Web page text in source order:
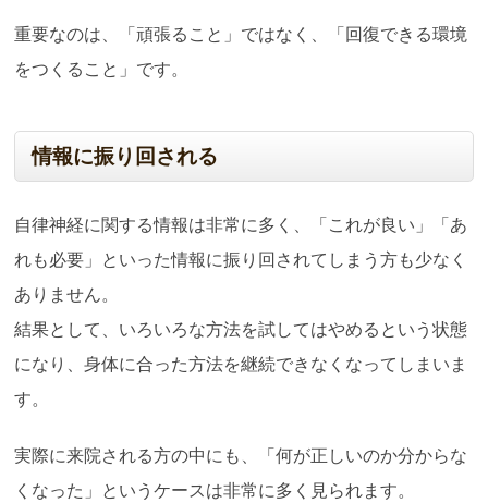
重要なのは、「頑張ること」ではなく、「回復できる環境
をつくること」です。
情報に振り回される
自律神経に関する情報は非常に多く、「これが良い」「あ
れも必要」といった情報に振り回されてしまう方も少なく
ありません。
結果として、いろいろな方法を試してはやめるという状態
になり、身体に合った方法を継続できなくなってしまいま
す。
実際に来院される方の中にも、「何が正しいのか分からな
くなった」というケースは非常に多く見られます。